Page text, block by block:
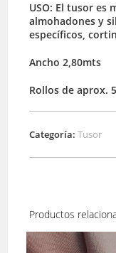
USO: El tusor es
almohadones y
específicos,
Ancho 2,80mts
Rollos de aprox.
Categoría:Tusor
Productos